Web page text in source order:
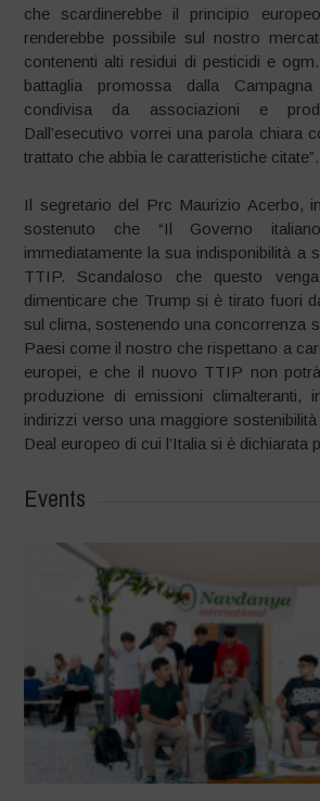
che scardinerebbe il principio
renderebbe possibile sul nostro
contenenti alti residui di pesticidi e
battaglia promossa dalla
condivisa da associazioni e
Dall’esecutivo vorrei una parola chiara
trattato che abbia le caratteristiche citate”.
Il segretario del Prc Maurizio Acerbo,
sostenuto che “Il Governo
immediatamente la sua indisponibilità a
TTIP. Scandaloso che questo
dimenticare che Trump si è tirato fuori
sul clima, sostenendo una concorrenza
Paesi come il nostro che rispettano a
europei, e che il nuovo TTIP non
produzione di emissioni climalteranti,
indirizzi verso una maggiore
Deal europeo di cui l’Italia si è dichiarata
Events